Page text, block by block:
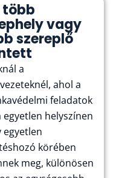
több
vagy
szereplő
a
ahol a
feladatok
egyetlen helyszínen
egyetlen
körében
meg, különösen